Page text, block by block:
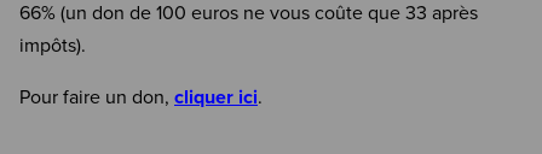
66% (un don de 100 euros ne vous coûte que 33 après
impôts).
Pour faire un don, cliquer ici.